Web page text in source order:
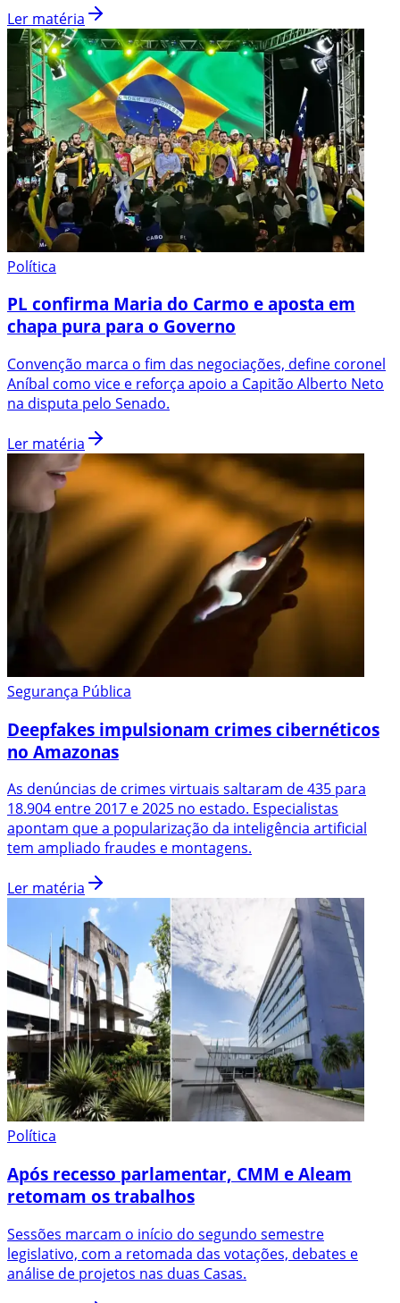
Ler matéria
Política
PL confirma Maria do Carmo e aposta em
chapa pura para o Governo
Convenção marca o fim das negociações, define coronel
Aníbal como vice e reforça apoio a Capitão Alberto Neto
na disputa pelo Senado.
Ler matéria
Segurança Pública
Deepfakes impulsionam crimes cibernéticos
no Amazonas
As denúncias de crimes virtuais saltaram de 435 para
18.904 entre 2017 e 2025 no estado. Especialistas
apontam que a popularização da inteligência artificial
tem ampliado fraudes e montagens.
Ler matéria
Política
Após recesso parlamentar, CMM e Aleam
retomam os trabalhos
Sessões marcam o início do segundo semestre
legislativo, com a retomada das votações, debates e
análise de projetos nas duas Casas.